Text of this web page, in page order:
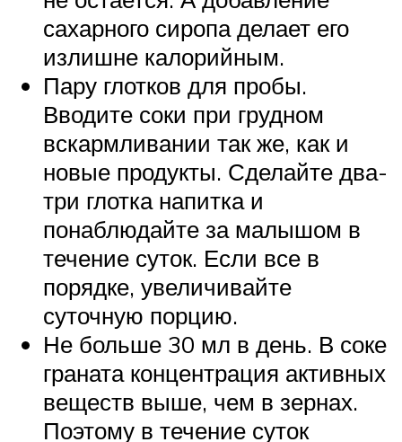
сахарного сиропа делает его
излишне калорийным.
Пару глотков для пробы.
Вводите соки при грудном
вскармливании так же, как и
новые продукты. Сделайте два-
три глотка напитка и
понаблюдайте за малышом в
течение суток. Если все в
порядке, увеличивайте
суточную порцию.
Не больше 30 мл в день. В соке
граната концентрация активных
веществ выше, чем в зернах.
Поэтому в течение суток